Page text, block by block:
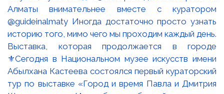
Выставка, которая продолжается в городе
⚜️Сегодня в Национальном музее искусств имени
Абылхана Кастеева состоялся первый кураторский
тур по выставке «Город и время Павла и Дмитрия